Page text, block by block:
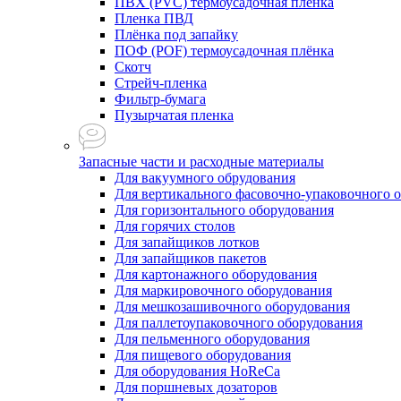
Пленка ПВД
Плёнка под запайку
ПОФ (POF) термоусадочная плёнка
Скотч
Стрейч-пленка
Фильтр-бумага
Пузырчатая пленка
Запасные части и расходные материалы
Для вакуумного обрудования
Для вертикального фасовочно-упаковочного
Для горизонтального оборудования
Для горячих столов
Для запайщиков лотков
Для запайщиков пакетов
Для картонажного оборудования
Для маркировочного оборудования
Для мешкозашивочного оборудования
Для паллетоупаковочного оборудования
Для пельменного оборудования
Для пищевого оборудования
Для оборудования HoReCa
Для поршневых дозаторов